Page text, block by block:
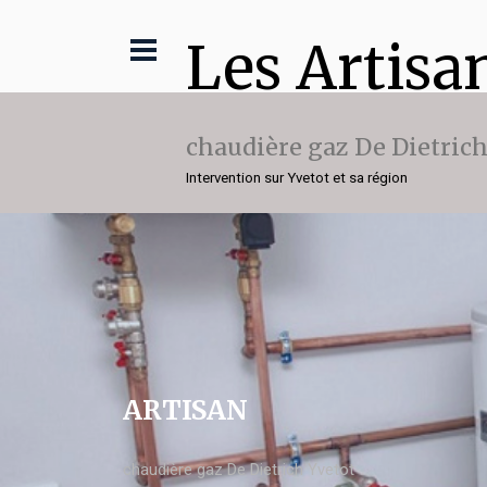
Les
chaudière gaz De Dietrich
Intervention sur Yvetot et sa région
ARTISAN
chaudière gaz De Dietrich Yvetot